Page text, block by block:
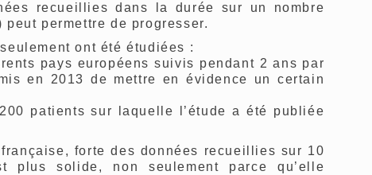
recueillies dans la durée sur un nombre
permettre de progresser.
ont été étudiées :
pays européens suivis pendant 2 ans par
en 2013 de mettre en évidence un certain
patients sur laquelle l’étude a été publiée
forte des données recueillies sur 10
plus solide, non seulement parce qu’elle